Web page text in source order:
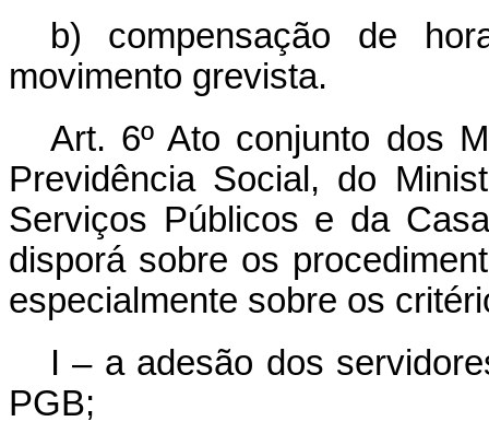
b) compensação de
movimento grevista.
Art. 6º Ato conjunto dos
Previdência Social, do
Serviços Públicos e da
disporá sobre os
especialmente sobre os
I – a adesão dos
PGB;